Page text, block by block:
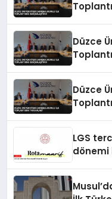
Düzce
Düzce
LGS
dönemi